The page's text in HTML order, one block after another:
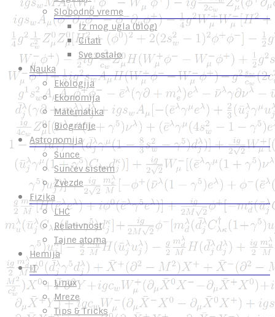
Slobodno vreme
Iz mog ugla (blog)
Citati
Sve ostalo
Nauka
Ekologija
Ekonomija
Matematika
Biografije
Astronomija
Sunce
Sunčev sistem
Zvezde
Fizika
LHC
Relativnost
Tajne atoma
Hemija
IT
Linux
Mreze
Tips & Tricks